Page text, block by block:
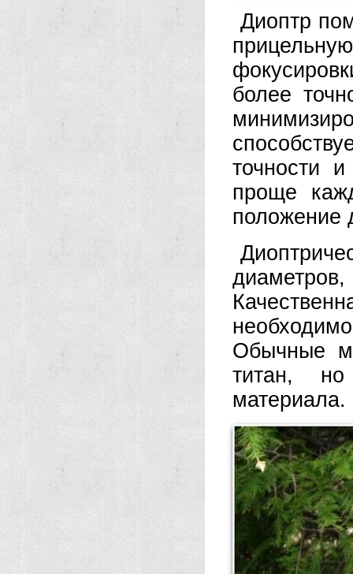
Диоптр
более
точности
проще
положение
Обычные
титан,
материала.